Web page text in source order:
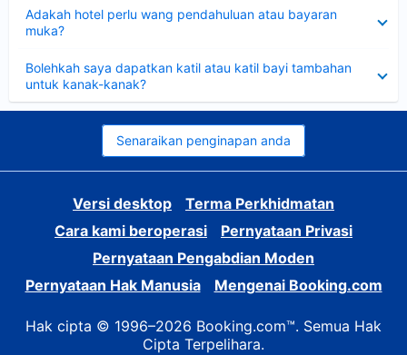
Adakah hotel perlu wang pendahuluan atau bayaran
muka?
Bolehkah saya dapatkan katil atau katil bayi tambahan
untuk kanak-kanak?
Senaraikan penginapan anda
Versi desktop
Terma Perkhidmatan
Cara kami beroperasi
Pernyataan Privasi
Pernyataan Pengabdian Moden
Pernyataan Hak Manusia
Mengenai Booking.com
Hak cipta © 1996–2026 Booking.com™. Semua Hak
Cipta Terpelihara.